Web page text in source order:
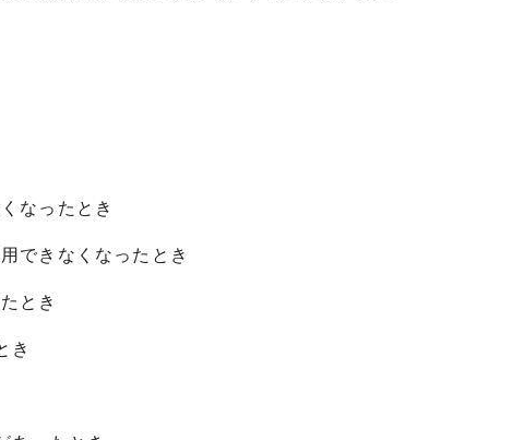
なったとき
できなくなったとき
とき
き